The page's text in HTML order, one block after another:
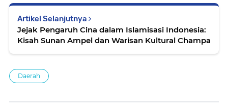
Artikel Selanjutnya
Jejak Pengaruh Cina dalam Islamisasi Indonesia:
Kisah Sunan Ampel dan Warisan Kultural Champa
Daerah